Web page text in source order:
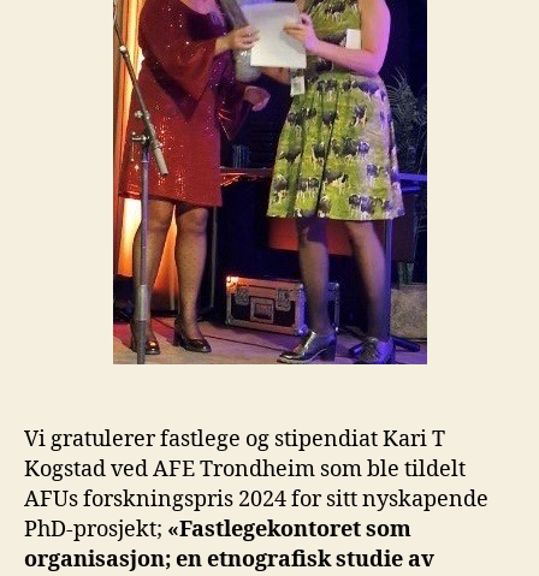
Vi gratulerer fastlege og stipendiat Kari T
Kogstad ved AFE Trondheim som ble tildelt
AFUs forskningspris 2024 for sitt nyskapende
PhD-prosjekt; «Fastlegekontoret som
organisasjon; en etnografisk studie av